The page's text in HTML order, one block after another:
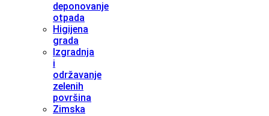
deponovanje
otpada
Higijena
grada
Izgradnja
i
održavanje
zelenih
površina
Zimska